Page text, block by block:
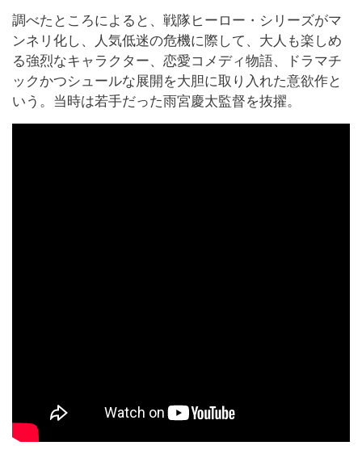
調べたところによると、戦隊ヒーロー・シリーズがマ
ンネリ化し、人気低迷の危機に際して、大人も楽しめ
る強烈なキャラクター、恋愛コメディ物語、ドラマチ
ックかつシュールな展開を大胆に取り入れた意欲作と
いう。当時は若手だった雨宮慶太監督を抜擢。